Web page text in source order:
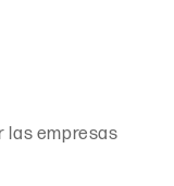
las empresas